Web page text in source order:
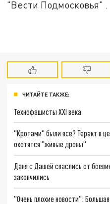
"Вести Подмосковья" .
ЧИТАЙТЕ ТАКЖЕ:
Технофашисты XXI века
"Кротами" были все? Теракт в
охотятся "живые дроны"
Даня с Дашей спаслись от
закончились
"Очень плохие новости":